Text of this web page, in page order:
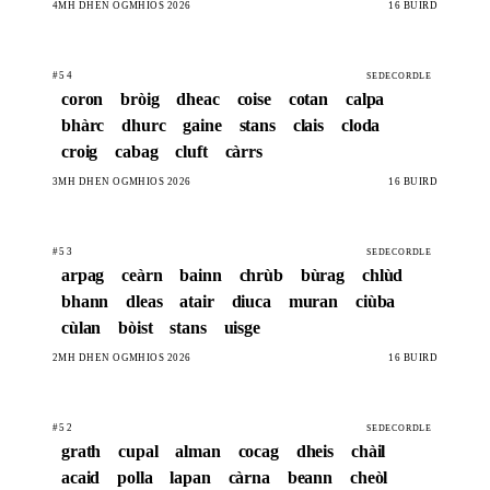
4MH DHEN ÒGMHIOS 2026 16 BÙIRD
#54 SEDECORDLE
coron bròig dheac coise cotan
calpa
bhàrc
dhurc gaine stans clais
cloda
croig
cabag cluft càrrs
3MH DHEN ÒGMHIOS 2026 16 BÙIRD
#53 SEDECORDLE
arpag ceàrn bainn chrùb bùrag
chlùd
bhann
dleas atair diuca muran
ciùba
cùlan
bòist stans uisge
2MH DHEN ÒGMHIOS 2026 16 BÙIRD
#52 SEDECORDLE
grath cupal alman cocag dheis
chàil
acaid
polla lapan càrna beann cheòl